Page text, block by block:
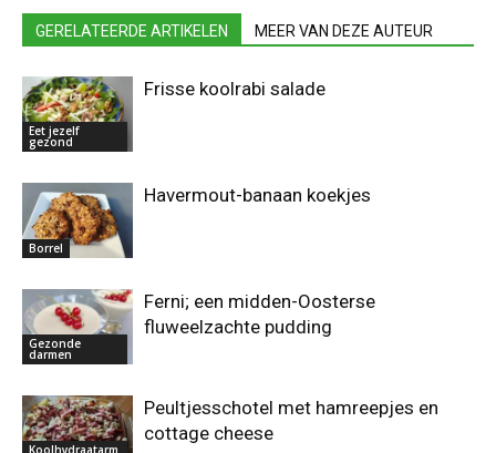
GERELATEERDE ARTIKELEN MEER VAN DEZE AUTEUR
Eet jezelf
gezond
Frisse koolrabi salade
Borrel
Havermout-banaan koekjes
Gezonde
darmen
Ferni; een midden-Oosterse
fluweelzachte pudding
Peultjesschotel met hamreepjes en
cottage cheese